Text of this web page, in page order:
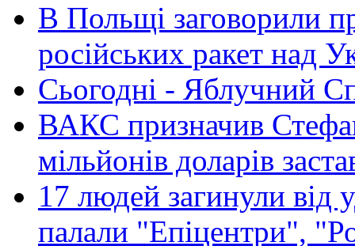
В Польщі заговорили
російських ракет над
Сьогодні - Яблучний
ВАКС призначив
мільйонів доларів
17 людей загинули від
палали "Епіцентри",